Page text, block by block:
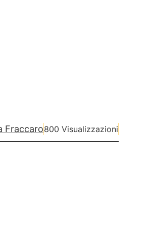
Fraccaro800 Visualizzazioni